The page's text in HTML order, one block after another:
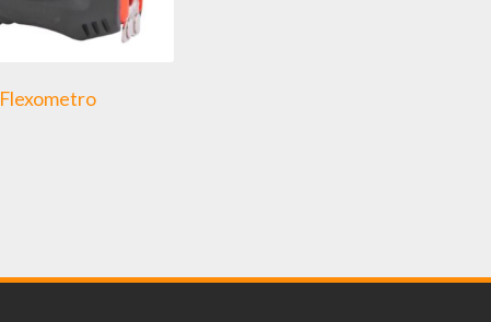
Flexometro